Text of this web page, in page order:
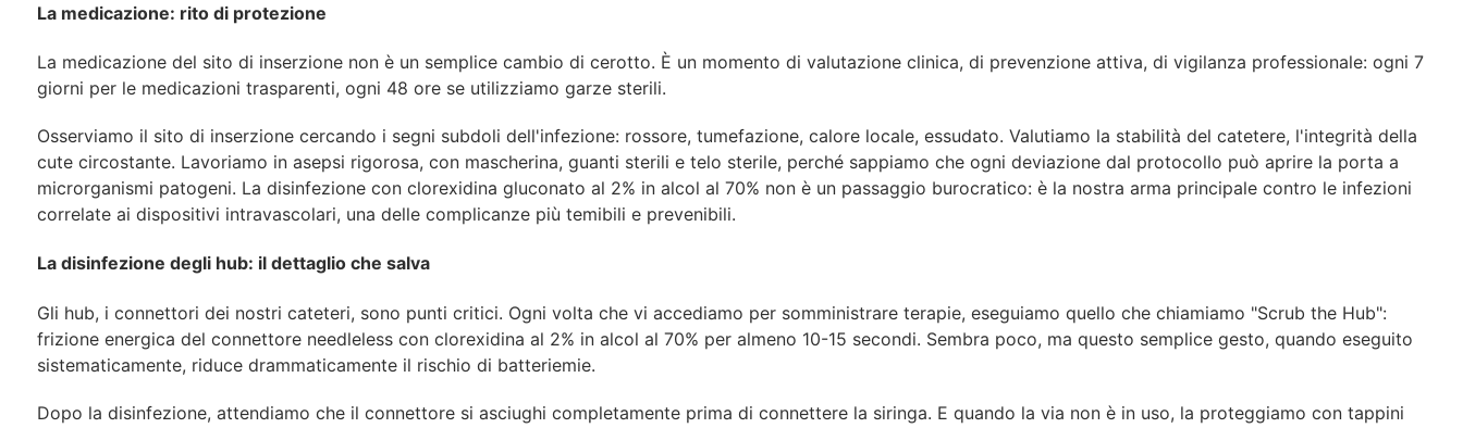
La medicazione: rito di protezione
La medicazione del sito di inserzione non è un semplice cambio di cerotto. È un momento di valutazione clinica, di prevenzione attiva, di vigilanza professionale: ogni 7
giorni per le medicazioni trasparenti, ogni 48 ore se utilizziamo garze sterili.
Osserviamo il sito di inserzione cercando i segni subdoli dell'infezione: rossore, tumefazione, calore locale, essudato. Valutiamo la stabilità del catetere, l'integrità della
cute circostante. Lavoriamo in asepsi rigorosa, con mascherina, guanti sterili e telo sterile, perché sappiamo che ogni deviazione dal protocollo può aprire la porta a
microrganismi patogeni. La disinfezione con clorexidina gluconato al 2% in alcol al 70% non è un passaggio burocratico: è la nostra arma principale contro le infezioni
correlate ai dispositivi intravascolari, una delle complicanze più temibili e prevenibili.
La disinfezione degli hub: il dettaglio che salva
Gli hub, i connettori dei nostri cateteri, sono punti critici. Ogni volta che vi accediamo per somministrare terapie, eseguiamo quello che chiamiamo "Scrub the Hub":
frizione energica del connettore needleless con clorexidina al 2% in alcol al 70% per almeno 10-15 secondi. Sembra poco, ma questo semplice gesto, quando eseguito
sistematicamente, riduce drammaticamente il rischio di batteriemie.
Dopo la disinfezione, attendiamo che il connettore si asciughi completamente prima di connettere la siringa. E quando la via non è in uso, la proteggiamo con tappini